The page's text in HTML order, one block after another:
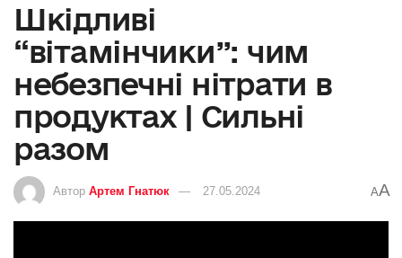
Шкідливі
“вітамінчики”: чим
небезпечні нітрати в
продуктах | Сильні
разом
Автор Артем Гнатюк 27.05.2024 AA